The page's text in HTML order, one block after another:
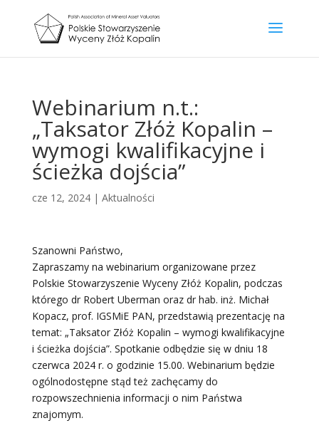
Webinarium n.t.:
„Taksator Złóż Kopalin –
wymogi kwalifikacyjne i
ścieżka dojścia”
cze 12, 2024| Aktualności
Szanowni Państwo,
Zapraszamy na webinarium organizowane przez
Polskie Stowarzyszenie Wyceny Złóż Kopalin, podczas
którego dr Robert Uberman oraz dr hab. inż. Michał
Kopacz, prof. IGSMiE PAN, przedstawią prezentację na
temat: „Taksator Złóż Kopalin – wymogi kwalifikacyjne
i ścieżka dojścia”. Spotkanie odbędzie się w dniu 18
czerwca 2024 r. o godzinie 15.00. Webinarium będzie
ogólnodostępne stąd też zachęcamy do
rozpowszechnienia informacji o nim Państwa
znajomym.